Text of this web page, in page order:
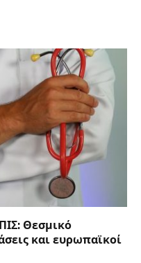
Θεσμικό
και ευρωπαϊκοί